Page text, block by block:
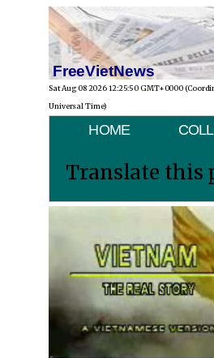
FreeVietNews
Sat Aug 08 2026 12:25:50 GMT+0000
Universal Time)
HOME
Translate this